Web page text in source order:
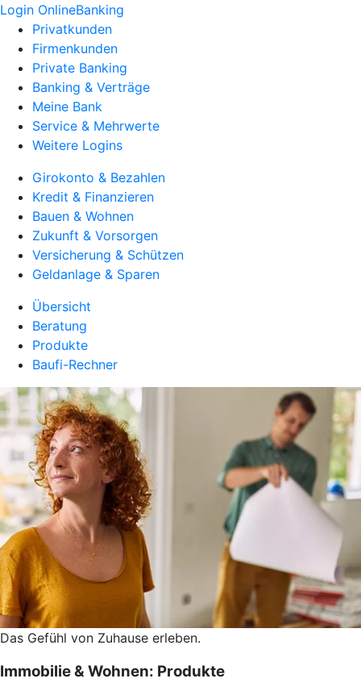
Login OnlineBanking
Privatkunden
Firmenkunden
Private Banking
Banking & Verträge
Meine Bank
Service & Mehrwerte
Weitere Logins
Girokonto & Bezahlen
Kredit & Finanzieren
Bauen & Wohnen
Zukunft & Vorsorgen
Versicherung & Schützen
Geldanlage & Sparen
Übersicht
Beratung
Produkte
Baufi-Rechner
Das Gefühl von Zuhause erleben.
Immobilie & Wohnen: Produkte